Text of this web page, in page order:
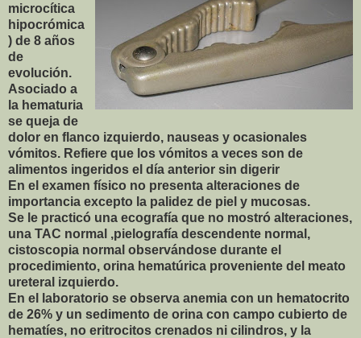
microcítica
hipocrómica
) de 8 años
de
evolución.
Asociado a
la hematuria
se queja de
dolor en flanco izquierdo, nauseas y ocasionales
vómitos. Refiere que los vómitos a veces son de
alimentos ingeridos el día anterior sin digerir
En el examen físico no presenta alteraciones de
importancia excepto la palidez de piel y mucosas.
Se le practicó una ecografía que no mostró alteraciones,
una TAC normal ,pielografía descendente normal,
cistoscopia normal observándose durante el
procedimiento, orina hematúrica proveniente del meato
ureteral izquierdo.
En el laboratorio se observa anemia con un hematocrito
de 26% y un sedimento de orina con campo cubierto de
hematíes, no eritrocitos crenados ni cilindros, y la